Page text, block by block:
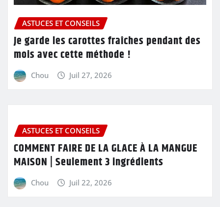
ASTUCES ET CONSEILS
Je garde les carottes fraîches pendant des
mois avec cette méthode !
Chou Juil 27, 2026
ASTUCES ET CONSEILS
COMMENT FAIRE DE LA GLACE À LA MANGUE
MAISON | Seulement 3 ingrédients
Chou Juil 22, 2026